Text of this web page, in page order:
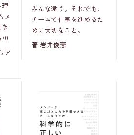
メ
ア
みんな違う。それでも、
チームで仕事を進めるた
めに大切なこと。
著 岩井俊憲